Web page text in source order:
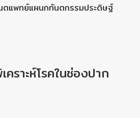
ตแพทย์แผนกทันตกรรมประดิษฐ์
ราะห์โรคในช่องปาก